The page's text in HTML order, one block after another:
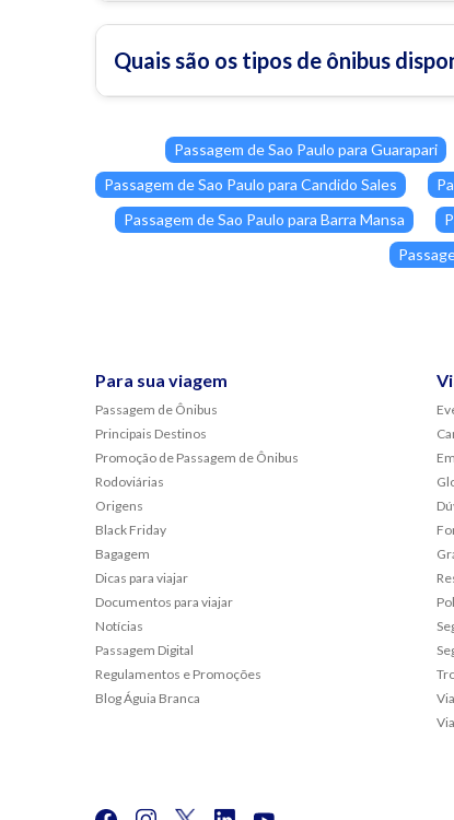
Quais são os tipos de ônibus
Passagem de Sao Paulo para Guarapari
Passagem de Sao Paulo para Candido Sales
Passagem de Sao Paulo para Barra Mansa
Para sua viagem
Passagem de Ônibus
Principais Destinos
Promoção de Passagem de Ônibus
Rodoviárias
Origens
Black Friday
Bagagem
Dicas para viajar
Documentos para viajar
Notícias
Passagem Digital
Regulamentos e Promoções
Blog Águia Branca